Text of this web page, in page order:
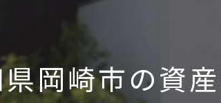
岡崎市の資